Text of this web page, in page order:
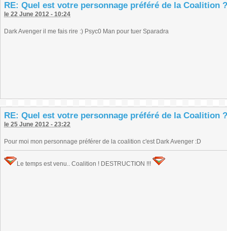
RE: Quel est votre personnage préféré de la Coalition ?
le 22 June 2012 - 10:24
Dark Avenger il me fais rire :) Psyc0 Man pour tuer Sparadra
RE: Quel est votre personnage préféré de la Coalition ?
le 25 June 2012 - 23:22
Pour moi mon personnage préférer de la coalition c'est Dark Avenger :D
Le temps est venu.. Coalition ! DESTRUCTION !!!